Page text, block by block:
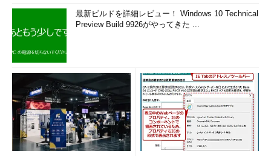
最新ビルドを詳細レビュー！ Windows 10 Technical
Preview Build 9926がやってきた ...